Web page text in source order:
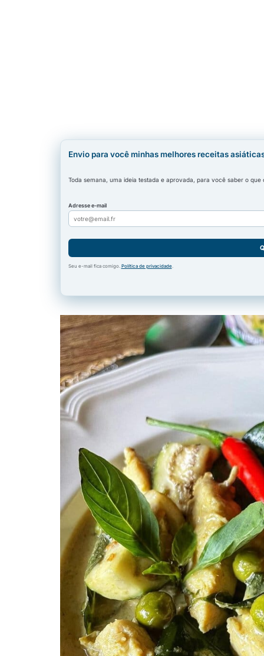
Envio para você minhas melhores receitas
Toda semana, uma ideia testada e aprovada, para você saber o
Adresse e-mail
Seu e-mail fica comigo. Política de privacidade.